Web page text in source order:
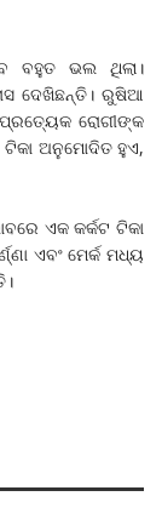
ବହୁତ ଭଲ ଥିଲା।
ଦେଖିଛନ୍ତି। ରୁଷିଆ
ରୋଗୀଙ୍କ
ଅନୁମୋଦିତ ହୁଏ,
ଏକ କର୍କଟ ଟିକା
ଏବଂ ମେର୍କ ମଧ୍ୟ